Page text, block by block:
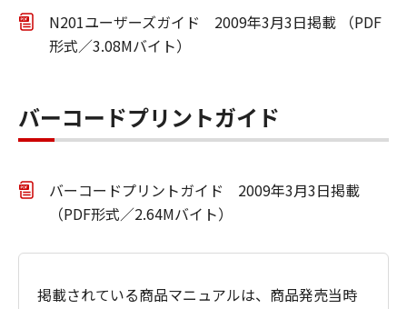
N201ユーザーズガイド 2009年3月3日掲載 （PDF
形式／3.08Mバイト）
バーコードプリントガイド
バーコードプリントガイド 2009年3月3日掲載
（PDF形式／2.64Mバイト）
掲載されている商品マニュアルは、商品発売当時